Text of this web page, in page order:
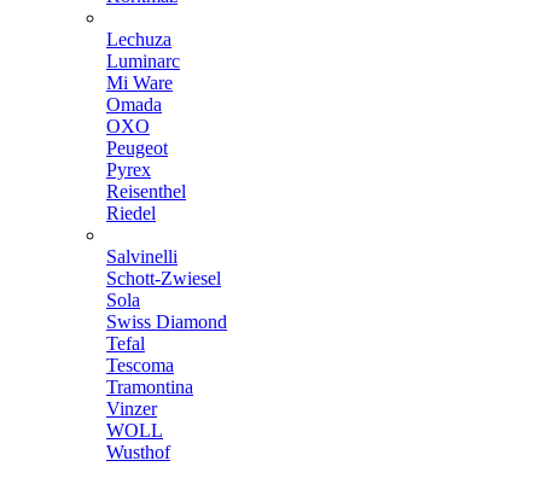
Lechuza
Luminarc
Mi Ware
Omada
OXO
Peugeot
Pyrex
Reisenthel
Riedel
Salvinelli
Schott-Zwiesel
Sola
Swiss Diamond
Tefal
Tescoma
Tramontina
Vinzer
WOLL
Wusthof